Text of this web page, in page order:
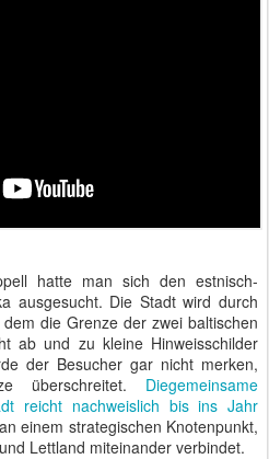
hatte man sich den estnisch-
ausgesucht. Die Stadt wird durch
die Grenze der zwei baltischen
ab und zu kleine Hinweisschilder
der Besucher gar nicht merken,
überschreitet. Diegemeinsame
reicht nachweislich bis ins Jahr
einem strategischen Knotenpunkt,
Lettland miteinander verbindet.